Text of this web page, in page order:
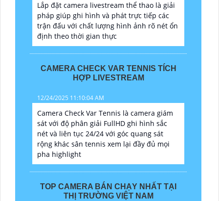
Lắp đặt camera livestream thể thao là giải
pháp giúp ghi hình và phát trực tiếp các
trận đấu với chất lượng hình ảnh rõ nét ổn
định theo thời gian thực
CAMERA CHECK VAR TENNIS TÍCH
HỢP LIVESTREAM
12/24/2025 11:10:04 AM
Camera Check Var Tennis là camera giám
sát với độ phân giải FullHD ghi hình sắc
nét và liên tục 24/24 với góc quang sát
rộng khác sân tennis xem lại đầy đủ mọi
pha highlight
TOP CAMERA BÁN CHẠY NHẤT TẠI
THỊ TRƯỜNG VIỆT NAM